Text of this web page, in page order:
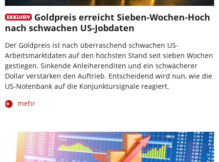
Goldpreis erreicht Sieben-Wochen-Hoch
nach schwachen US-Jobdaten
Der Goldpreis ist nach überraschend schwachen US-
Arbeitsmarktdaten auf den höchsten Stand seit sieben Wochen
gestiegen. Sinkende Anleiherenditen und ein schwächerer
Dollar verstärken den Auftrieb. Entscheidend wird nun, wie die
US-Notenbank auf die Konjunktursignale reagiert.
mehr